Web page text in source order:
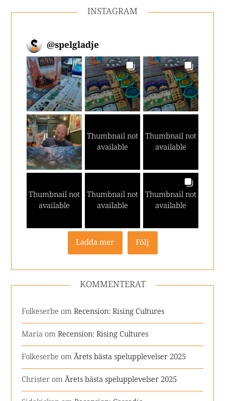
INSTAGRAM
@spelgladje
Thumbnail not
available
Thumbnail not
available
Thumbnail not
available
Thumbnail not
available
Thumbnail not
available
Ladda mer Följ
KOMMENTERAT
Folkeserbe omRecension: Rising Cultures
Maria omRecension: Rising Cultures
Folkeserbe omÅrets bästa spelupplevelser 2025
Christer omÅrets bästa spelupplevelser 2025